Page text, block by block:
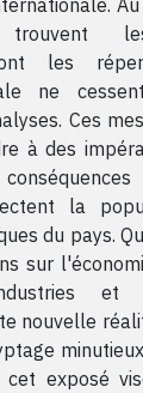
les
ne
Ces
à des
la
du pays.
sur
et
nouvelle
exposé